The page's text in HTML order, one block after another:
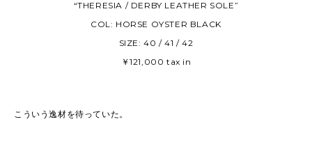
“THERESIA / DERBY LEATHER SOLE”
COL: HORSE OYSTER BLACK
SIZE: 40 / 41 / 42
￥121,000 tax in
こういう逸材を待っていた。